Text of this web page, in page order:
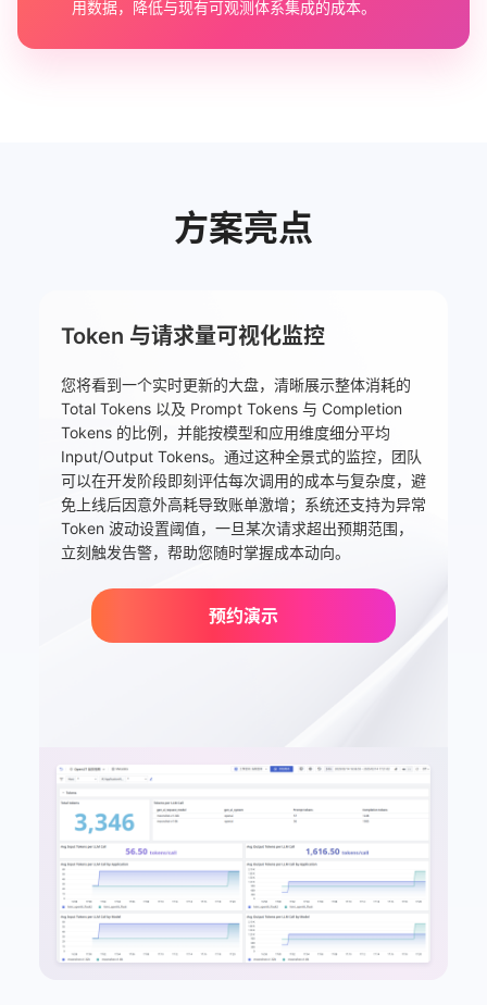
用数据，降低与现有可观测体系集成的成本。
方案亮点
Token 与请求量可视化监控
您将看到一个实时更新的大盘，清晰展示整体消耗的
Total Tokens 以及 Prompt Tokens 与 Completion
Tokens 的比例，并能按模型和应用维度细分平均
Input/Output Tokens。通过这种全景式的监控，团队
可以在开发阶段即刻评估每次调用的成本与复杂度，避
免上线后因意外高耗导致账单激增；系统还支持为异常
Token 波动设置阈值，一旦某次请求超出预期范围，
立刻触发告警，帮助您随时掌握成本动向。
预约演示